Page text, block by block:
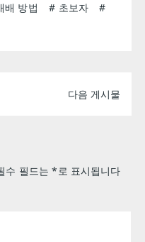
배 방법
초보자
다음 게시물
수 필드는*로 표시됩니다